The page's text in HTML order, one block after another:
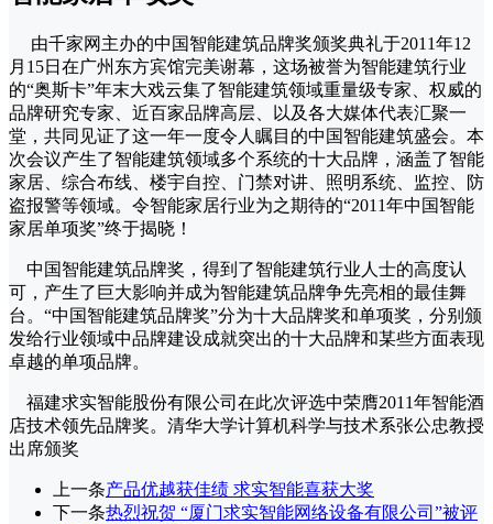
由千家网主办的中国智能建筑品牌奖颁奖典礼于2011年12
月15日在广州东方宾馆完美谢幕，这场被誉为智能建筑行业
的“奥斯卡”年末大戏云集了智能建筑领域重量级专家、权威的
品牌研究专家、近百家品牌高层、以及各大媒体代表汇聚一
堂，共同见证了这一年一度令人瞩目的中国智能建筑盛会。本
次会议产生了智能建筑领域多个系统的十大品牌，涵盖了智能
家居、综合布线、楼宇自控、门禁对讲、照明系统、监控、防
盗报警等领域。令智能家居行业为之期待的“2011年中国智能
家居单项奖”终于揭晓！
中国智能建筑品牌奖，得到了智能建筑行业人士的高度认
可，产生了巨大影响并成为智能建筑品牌争先亮相的最佳舞
台。“中国智能建筑品牌奖”分为十大品牌奖和单项奖，分别颁
发给行业领域中品牌建设成就突出的十大品牌和某些方面表现
卓越的单项品牌。
福建求实智能股份有限公司在此次评选中荣膺2011年智能酒
店技术领先品牌奖。清华大学计算机科学与技术系张公忠教授
出席颁奖
上一条产品优越获佳绩 求实智能喜获大奖
下一条热烈祝贺 “厦门求实智能网络设备有限公司”被评